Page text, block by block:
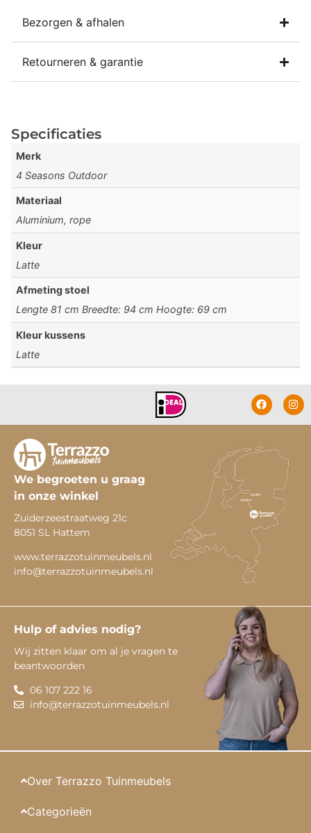
Bezorgen & afhalen
Retourneren & garantie
Specificaties
Merk
4 Seasons Outdoor
Materiaal
Aluminium, rope
Kleur
Latte
Afmeting stoel
Lengte 81 cm Breedte: 94 cm Hoogte: 69 cm
Kleur kussens
Latte
We begroeten u graag
in onze winkel
Zuiderzeestraatweg 21c
8051 SL Hattem
www.terrazzotuinmeubels.nl
info@terrazzotuinmeubels.nl
Hulp of advies nodig?
Wij zitten klaar om al je vragen te
beantwoorden
06 107 222 16
info@terrazzotuinmeubels.nl
Over Terrazzo Tuinmeubels
Categorieën